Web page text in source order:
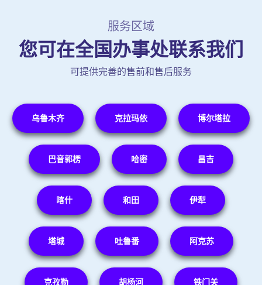
服务区域
您可在全国办事处联系我们
可提供完善的售前和售后服务
乌鲁木齐 克拉玛依 博尔塔拉
巴音郭楞 哈密 昌吉
喀什 和田 伊犁
塔城 吐鲁番 阿克苏
克孜勒 胡杨河 铁门关